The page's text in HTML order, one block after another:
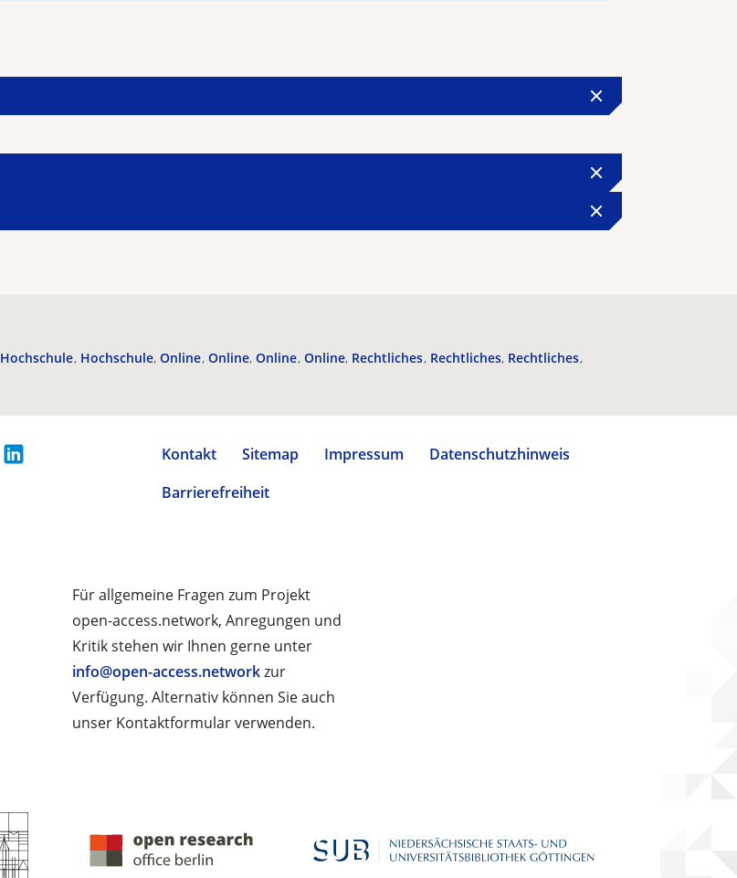
Hochschule Hochschule Online Online Online Online Rechtliches Rechtliches Rechtliches
Kontakt Sitemap Impressum
Datenschutzhinweis
Barrierefreiheit
Für allgemeine Fragen zum Projekt
open-access.network, Anregungen und
Kritik stehen wir Ihnen gerne unter
info@open-access.networkzur
Verfügung. Alternativ können Sie auch
unser Kontaktformular verwenden.